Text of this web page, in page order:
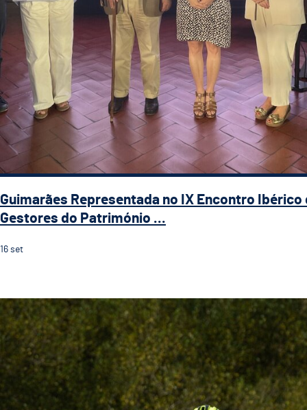
Guimarães Representada no IX Encontro Ibérico
Gestores do Património ...
16 set
Guimarães recebe a 5.ª etapa do 33.º Grande